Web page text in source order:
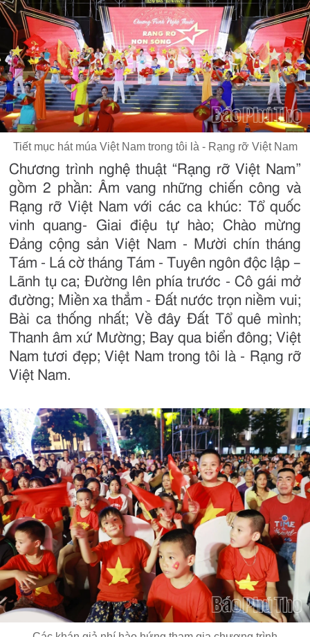
Tiết mục hát múa Việt Nam trong tôi là - Rạng rỡ Việt Nam
Chương trình nghệ thuật “Rạng rỡ Việt Nam”
gồm 2 phần: Âm vang những chiến công và
Rạng rỡ Việt Nam với các ca khúc: Tổ quốc
vinh quang- Giai điệu tự hào; Chào mừng
Đảng cộng sản Việt Nam - Mười chín tháng
Tám - Lá cờ tháng Tám - Tuyên ngôn độc lập –
Lãnh tụ ca; Đường lên phía trước - Cô gái mở
đường; Miền xa thẳm - Đất nước trọn niềm vui;
Bài ca thống nhất; Về đây Đất Tổ quê mình;
Thanh âm xứ Mường; Bay qua biển đông; Việt
Nam tươi đẹp; Việt Nam trong tôi là - Rạng rỡ
Việt Nam.